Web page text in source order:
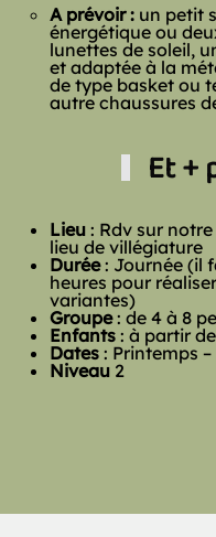
A prévoir : un petit
énergétique ou
lunettes de soleil,
et adaptée à la
de type basket ou
autre chaussures
Et
Lieu : Rdv sur
lieu de villégiature
Durée: Journée (il
heures pour
variantes)
Groupe: de 4 à 8
Enfants : à partir
Dates : Printemps –
Niveau 2